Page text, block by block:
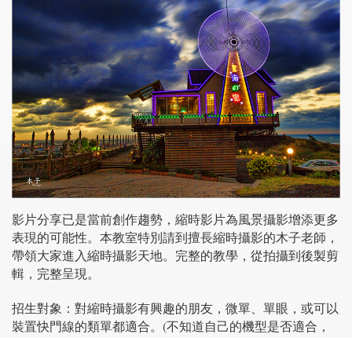
影片分享已是當前創作趨勢，縮時影片為風景攝影增添更多
表現的可能性。本教室特別請到擅長縮時攝影的木子老師，
帶領大家進入縮時攝影天地。完整的教學，從拍攝到後製剪
輯，完整呈現。
招生對象：對縮時攝影有興趣的朋友，微單、單眼，或可以
裝置快門線的類單都適合。(不知道自己的機型是否適合，